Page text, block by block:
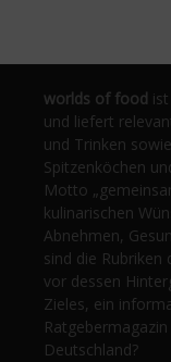
worlds of food
und liefert
und Trinken
Spitzenköchen
Motto
kulinarischen
Abnehmen,
sind die Rubriken
vor dessen
Zieles, ein
Deutschland?